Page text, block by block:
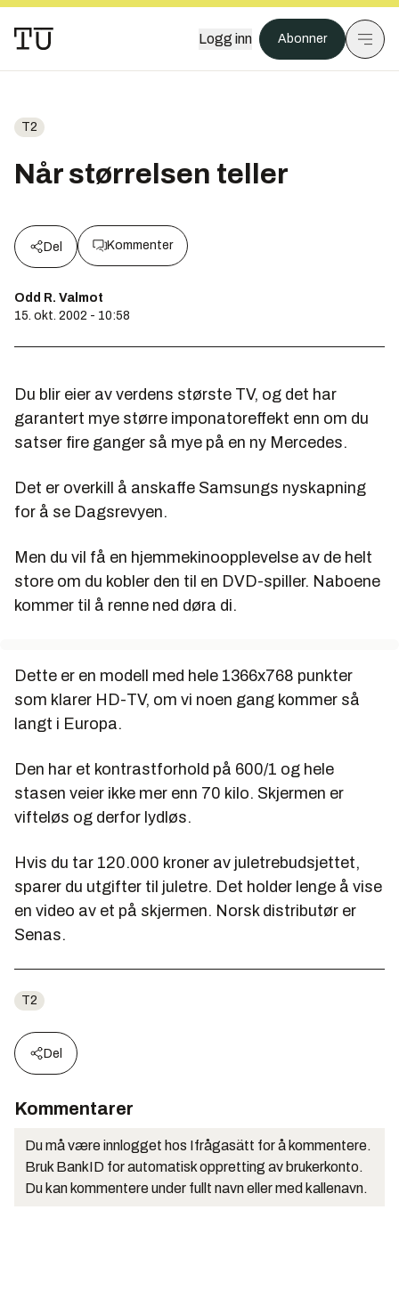
Logg inn Abonner
T2
Når størrelsen teller
Del Kommenter
Odd R. Valmot
15. okt. 2002 - 10:58
Du blir eier av verdens største TV, og det har
garantert mye større imponatoreffekt enn om du
satser fire ganger så mye på en ny Mercedes.
Det er overkill å anskaffe Samsungs nyskapning
for å se Dagsrevyen.
Men du vil få en hjemmekinoopplevelse av de helt
store om du kobler den til en DVD-spiller. Naboene
kommer til å renne ned døra di.
Dette er en modell med hele 1366x768 punkter
som klarer HD-TV, om vi noen gang kommer så
langt i Europa.
Den har et kontrastforhold på 600/1 og hele
stasen veier ikke mer enn 70 kilo. Skjermen er
vifteløs og derfor lydløs.
Hvis du tar 120.000 kroner av juletrebudsjettet,
sparer du utgifter til juletre. Det holder lenge å vise
en video av et på skjermen. Norsk distributør er
Senas.
T2
Del
Kommentarer
Du må være innlogget hos Ifrågasätt for å kommentere.
Bruk BankID for automatisk oppretting av brukerkonto.
Du kan kommentere under fullt navn eller med kallenavn.